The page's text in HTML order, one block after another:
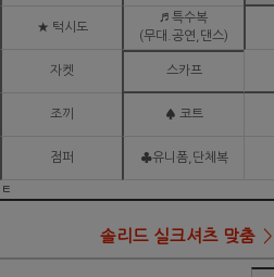
★ 턱시도
♬ 특수복
(무대.공연,댄스)
자켓 스카프
조끼 ♠ 코트
점퍼 ♣유니폼,단체복
ㅌ
솔리드 실크셔츠 맞춤